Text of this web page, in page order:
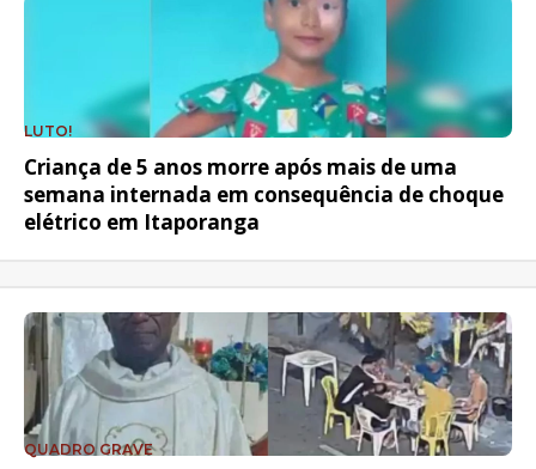
LUTO!
Criança de 5 anos morre após mais de uma
semana internada em consequência de choque
elétrico em Itaporanga
QUADRO GRAVE